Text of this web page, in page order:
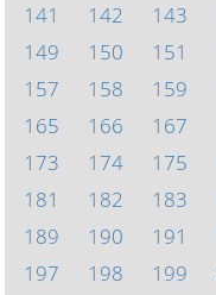
141
142 143
149
150 151
157
158 159
165
166 167
173
174 175
181
182 183
189
190 191
197
198 199